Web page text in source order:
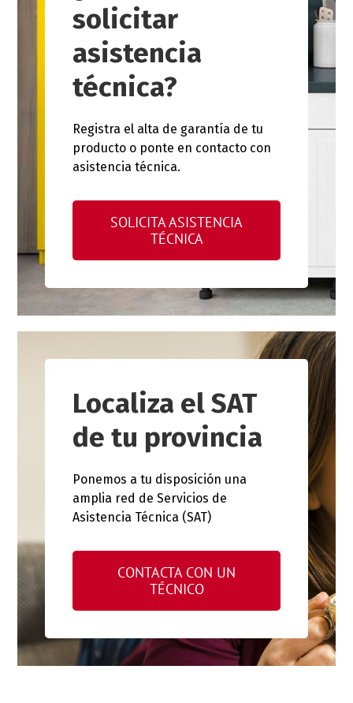
solicitar
asistencia
técnica?
Registra el alta de garantía de tu
producto o ponte en contacto con
asistencia técnica.
SOLICITA ASISTENCIA
TÉCNICA
Localiza el SAT
de tu provincia
Ponemos a tu disposición una
amplia red de Servicios de
Asistencia Técnica (SAT)
CONTACTA CON UN
TÉCNICO